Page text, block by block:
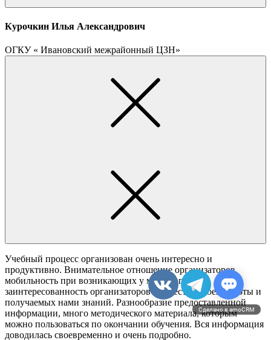
Курочкин Илья Александрович
ОГКУ « Ивановский межрайонный ЦЗН»
Учебный процесс организован очень интересно и
продуктивно. Внимательное отношение организаторов,
мобильность при возникающих у меня вопросов,
заинтересованность организаторов в качестве своей работы и
получаемых нами знаний. Разнообразие предоставленной
информации, много методического материала, которым
можно пользоваться по окончании обучения. Вся информация
доводилась своевременно и очень подробно.
Сделано в amoCRM